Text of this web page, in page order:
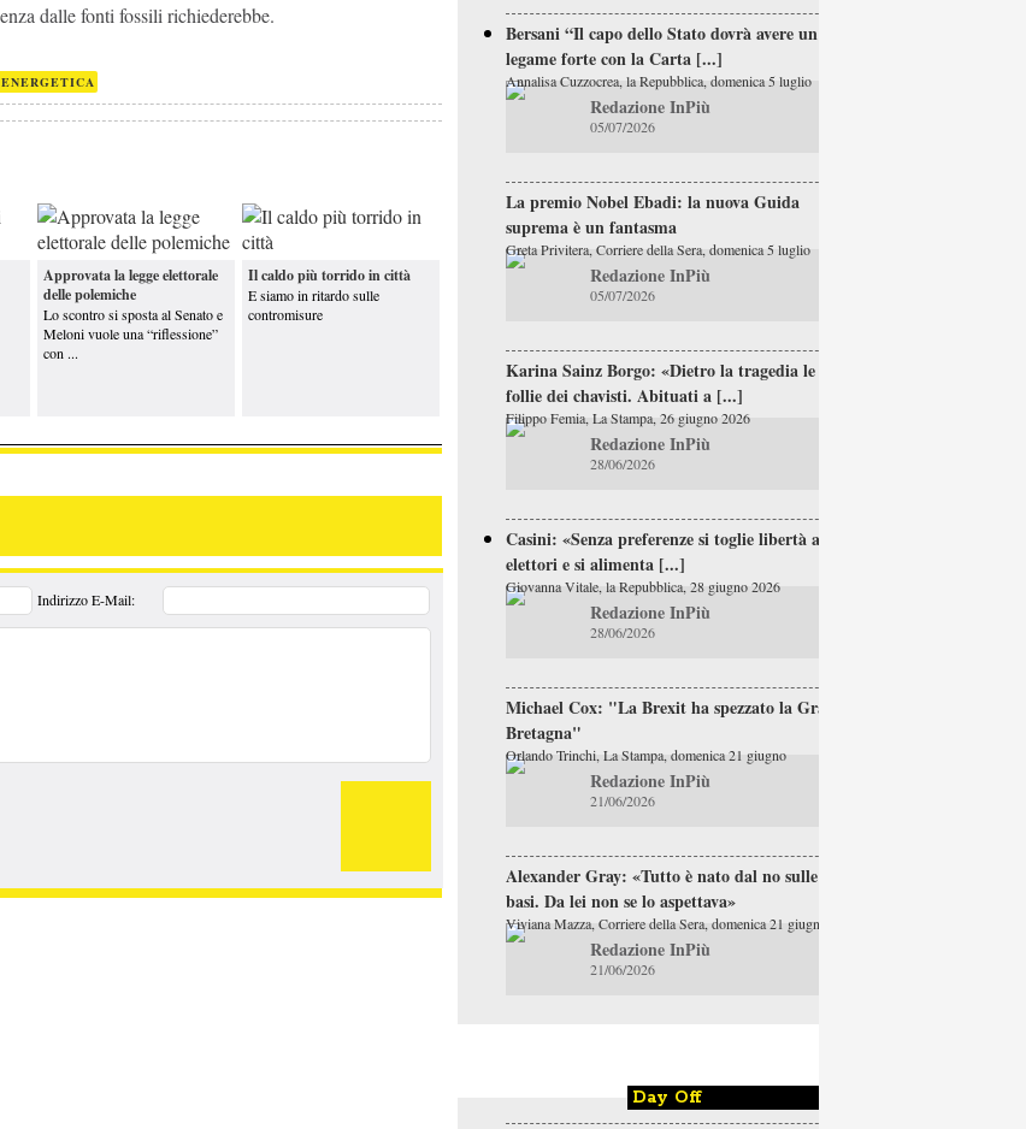
Bersani “Il capo dello Stato dovrà avere un
legame forte con la Carta [...]
Annalisa Cuzzocrea, la Repubblica, domenica 5 luglio
Redazione InPiù
05/07/2026
La premio Nobel Ebadi: la nuova Guida
suprema è un fantasma
Greta Privitera, Corriere della Sera, domenica 5 luglio
Redazione InPiù
05/07/2026
Karina Sainz Borgo: «Dietro la tragedia le
follie dei chavisti. Abituati a [...]
Filippo Femia, La Stampa, 26 giugno 2026
Redazione InPiù
28/06/2026
Casini: «Senza preferenze si toglie libertà agli
elettori e si alimenta [...]
Giovanna Vitale, la Repubblica, 28 giugno 2026
Redazione InPiù
28/06/2026
Michael Cox: "La Brexit ha spezzato la Gran
Bretagna"
Orlando Trinchi, La Stampa, domenica 21 giugno
Redazione InPiù
21/06/2026
Alexander Gray: «Tutto è nato dal no sulle
basi. Da lei non se lo aspettava»
Viviana Mazza, Corriere della Sera, domenica 21 giugno
Redazione InPiù
21/06/2026
Day Off
dalle fonti fossili richiederebbe.
Approvata la legge elettorale
delle polemiche
Lo scontro si sposta al Senato e
Meloni vuole una “riflessione”
con ...
Il caldo più torrido in città
E siamo in ritardo sulle
contromisure
Indirizzo E-Mail: